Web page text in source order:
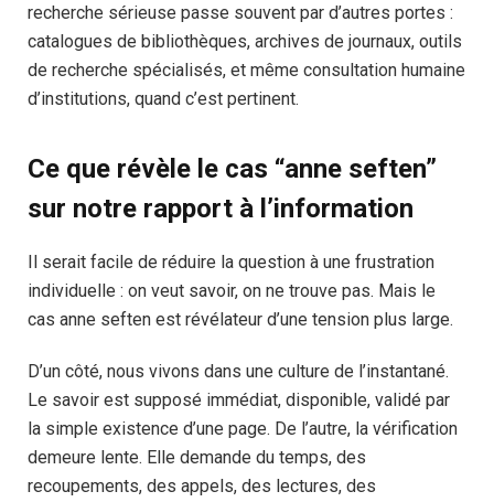
recherche sérieuse passe souvent par d’autres portes :
catalogues de bibliothèques, archives de journaux, outils
de recherche spécialisés, et même consultation humaine
d’institutions, quand c’est pertinent.
Ce que révèle le cas “anne seften”
sur notre rapport à l’information
Il serait facile de réduire la question à une frustration
individuelle : on veut savoir, on ne trouve pas. Mais le
cas anne seften est révélateur d’une tension plus large.
D’un côté, nous vivons dans une culture de l’instantané.
Le savoir est supposé immédiat, disponible, validé par
la simple existence d’une page. De l’autre, la vérification
demeure lente. Elle demande du temps, des
recoupements, des appels, des lectures, des